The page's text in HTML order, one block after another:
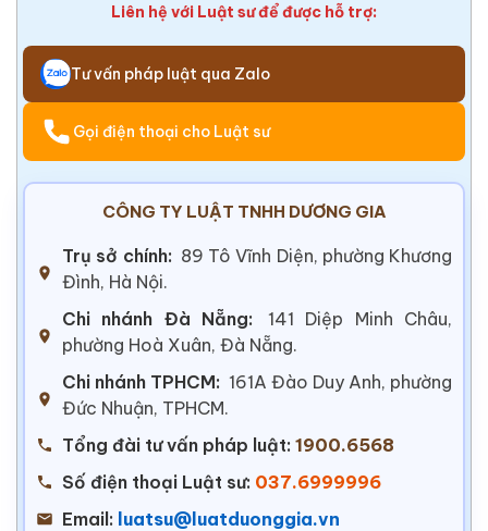
Liên hệ với Luật sư để được hỗ trợ:
Tư vấn pháp luật qua Zalo
Gọi điện thoại cho Luật sư
CÔNG TY LUẬT TNHH DƯƠNG GIA
Trụ sở chính: 89 Tô Vĩnh Diện, phường Khương
Đình, Hà Nội.
Chi nhánh Đà Nẵng:
141 Diệp Minh Châu,
phường Hoà Xuân, Đà Nẵng.
Chi nhánh TPHCM: 161A Đào Duy Anh, phường
Đức Nhuận, TPHCM.
Tổng đài tư vấn pháp luật: 1900.6568
Số điện thoại Luật sư: 037.6999996
Email: luatsu@luatduonggia.vn